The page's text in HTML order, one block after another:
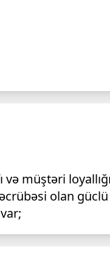
müştəri
olan